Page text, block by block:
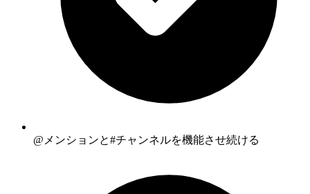
@メンションと#チャンネルを機能させ続ける